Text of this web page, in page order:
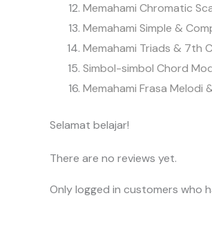
Memahami Chromatic
Memahami Simple &
Memahami Triads & 7th
Simbol-simbol Chord
Memahami Frasa Melodi
Selamat belajar!
There are no reviews yet.
Only logged in customers who